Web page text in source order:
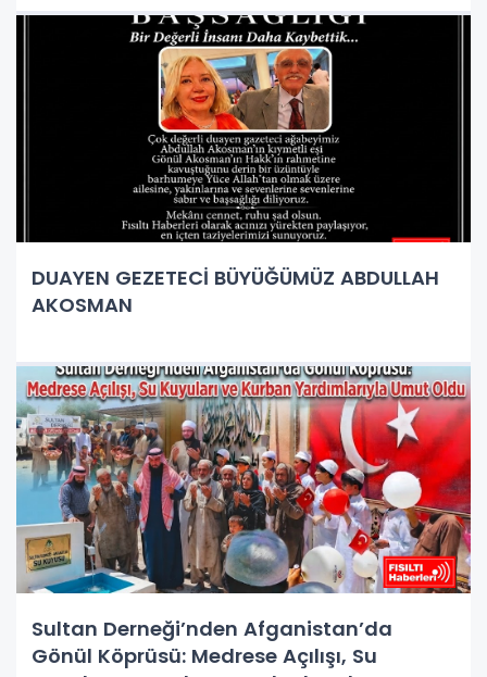
DUAYEN GEZETECİ BÜYÜĞÜMÜZ ABDULLAH
AKOSMAN
Sultan Derneği’nden Afganistan’da
Gönül Köprüsü: Medrese Açılışı, Su